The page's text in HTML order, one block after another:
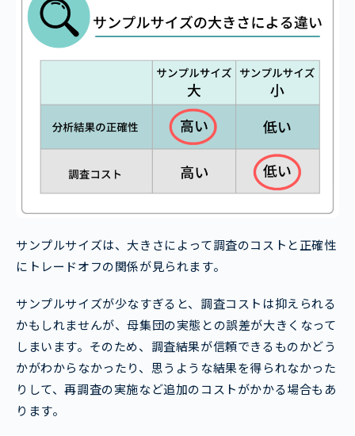
サンプルサイズは、大きさによって調査のコストと正確性
にトレードオフの関係が見られます。
サンプルサイズが少なすぎると、調査コストは抑えられる
かもしれませんが、母集団の実態との誤差が大きくなって
しまいます。そのため、調査結果が信頼できるものかどう
かがわからなかったり、思うような結果を得られなかった
りして、再調査の実施など追加のコストがかかる場合もあ
ります。